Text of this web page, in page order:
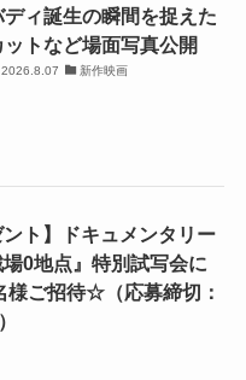
ディ誕生の瞬間を捉えた
ットなど場面写真公開
2026.8.07 新作映画
ント】ドキュメンタリー
場0地点』特別試写会に
様ご招待☆（応募締切：